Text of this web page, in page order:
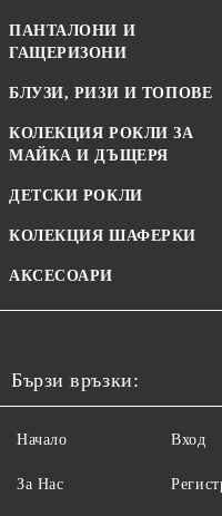
ПАНТАЛОНИ И
ГАЩЕРИЗОНИ
БЛУЗИ, РИЗИ И ТОПОВЕ
КОЛЕКЦИЯ РОКЛИ ЗА
МАЙКА И ДЪЩЕРЯ
ДЕТСКИ РОКЛИ
КОЛЕКЦИЯ ШАФЕРКИ
АКСЕСОАРИ
Бързи връзки:
Начало
За Нас
Вход